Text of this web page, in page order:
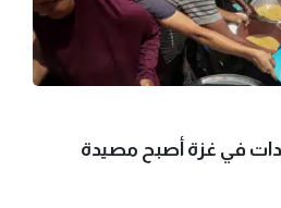
في غزة أصبح مصيدة